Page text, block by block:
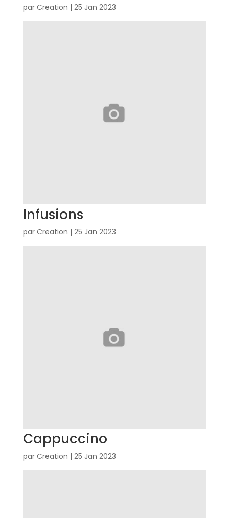
par Creation | 25 Jan 2023
Infusions
par Creation | 25 Jan 2023
Cappuccino
par Creation | 25 Jan 2023